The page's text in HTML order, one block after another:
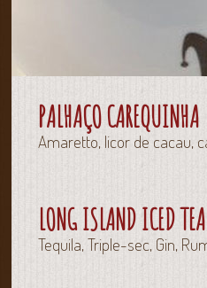
PALHAÇO CAREQUINHA
Amaretto, licor de cacau,
LONG ISLAND ICED TEA
Tequila, Triple-sec, Gin,